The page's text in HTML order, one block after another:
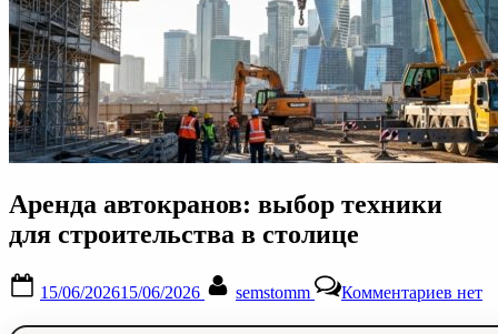
Аренда автокранов: выбор техники
для строительства в столице
on
15/06/202615/06/2026 semstomm Комментариев нет